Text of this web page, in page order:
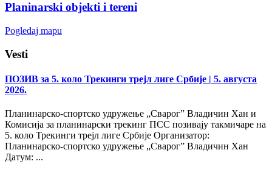
Planinarski objekti i tereni
Pogledaj mapu
Vesti
ПОЗИВ за 5. коло Трекинги трејл лиге Србије | 5. августа
2026.
Планинарско-спортско удружење „Сварог” Владичин Хан и
Комисија за планинарски трекинг ПСС позивају такмичаре на
5. коло Трекинги трејл лиге Србије Организатор:
Планинарско-спортско удружење „Сварог” Владичин Хан
Датум: ...